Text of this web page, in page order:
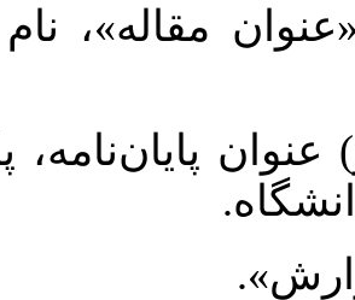
مقاله»،
پایان‌نامه،